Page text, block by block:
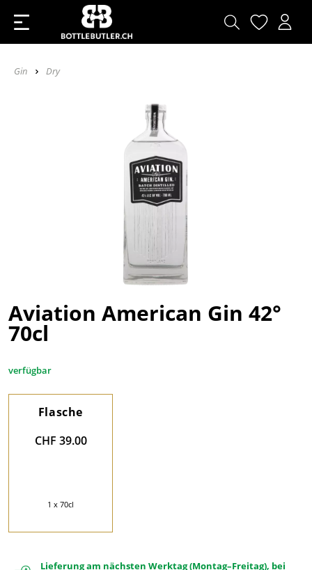
Gin Dry
Aviation American Gin 42°
70cl
verfügbar
Flasche
CHF 39.00
1 x 70cl
Lieferung am nächsten Werktag (Montag–Freitag), bei